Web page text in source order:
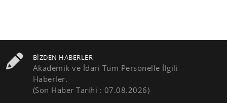
BIZDEN HABERLER
Akademik ve İdari Tüm Personelle İlgili
Haberler.
(Son Haber Tarihi : 07.08.2026)